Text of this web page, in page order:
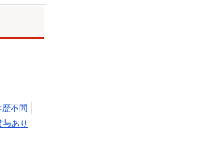
歴不問
あり